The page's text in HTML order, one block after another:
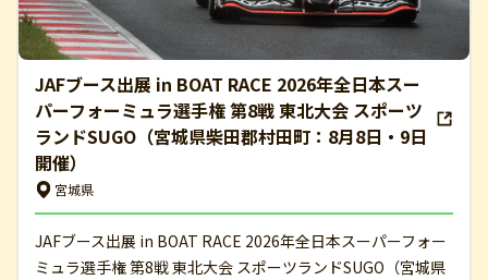
JAFブース出展 in BOAT RACE 2026年全日本スー
パーフォーミュラ選手権 第8戦 東北大会 スポーツ
ランドSUGO（宮城県柴田郡村田町：8月8日・9日
開催）
宮城県
JAFブース出展 in BOAT RACE 2026年全日本スーパーフォー
ミュラ選手権 第8戦 東北大会 スポーツランドSUGO（宮城県